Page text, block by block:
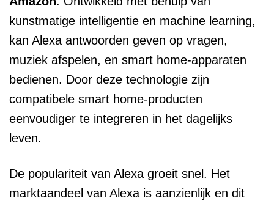
kunstmatige intelligentie en machine learning,
kan Alexa antwoorden geven op vragen,
muziek afspelen, en smart home-apparaten
bedienen. Door deze technologie zijn
compatibele smart home-producten
eenvoudiger te integreren in het dagelijks
leven.
De populariteit van Alexa groeit snel. Het
marktaandeel van Alexa is aanzienlijk en dit